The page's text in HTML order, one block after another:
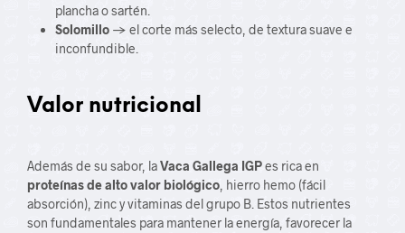
plancha o sartén.
Solomillo→ el corte más selecto, de textura suave e
inconfundible.
Valor nutricional
Además de su sabor, laVaca Gallega IGPes rica en
proteínas de alto valor biológico , hierro hemo (fácil
absorción), zinc y vitaminas del grupo B. Estos nutrientes
son fundamentales para mantener la energía, favorecer la